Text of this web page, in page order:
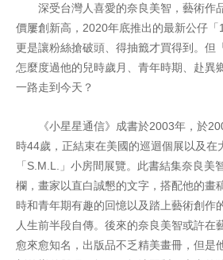
深受台灣人喜愛的奈良美智，藝術作
價屢創新高，2020年底推出的最新公仔「
更是讓粉絲搶破頭、得抽籤才買得到。但
怎麼度過他的兒時歲月、青年時期、赴異
一路走到今天？
《小星星通信》成書於2003年，於
時44歲，正結束在美國的巡迴個展以及在
「S.M.L.」小房間展覽。此書結集奈良美
欄，畫家以直白誠懇的文字，搭配他的畫
時和青年期有趣的回憶以及踏上藝術創作
人生前半段自傳。後來的奈良美智或許在
愈來愈知名，出版品不乏精美畫冊，但是